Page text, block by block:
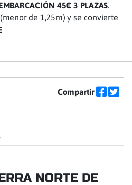
45€ 3 PLAZAS.
(menor de 1,25m) y se convierte
Compartir
NORTE DE